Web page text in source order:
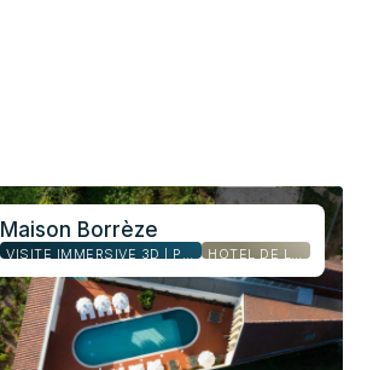
Maison Borrèze